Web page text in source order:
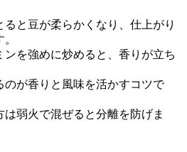
と豆が柔らかくなり、仕上がり
ンを強めに炒めると、香りが立ち
のが香りと風味を活かすコツで
弱火で混ぜると分離を防げま